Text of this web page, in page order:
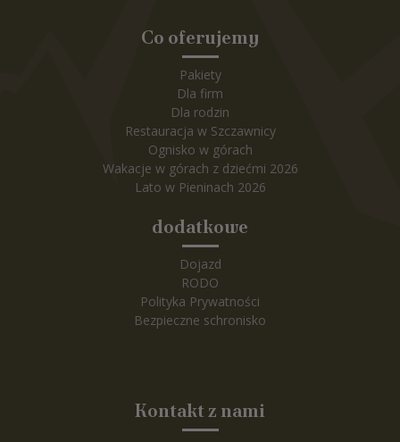
Co oferujemy
Pakiety
Dla firm
Dla rodzin
Restauracja w Szczawnicy
Ognisko w górach
Wakacje w górach z dziećmi 2026
Lato w Pieninach 2026
dodatkowe
Dojazd
RODO
Polityka Prywatności
Bezpieczne schronisko
Kontakt z nami